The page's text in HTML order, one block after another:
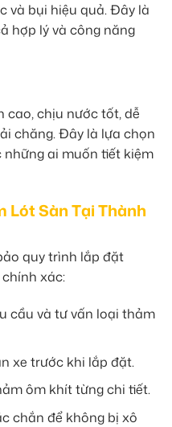
và bụi hiệu quả. Đây là
hợp lý và công năng
cao, chịu nước tốt, dễ
chăng. Đây là lựa chọn
ai muốn tiết kiệm
Lót Sàn Tại Thành
quy trình lắp đặt
xác:
cầu và tư vấn loại thảm
xe trước khi lắp đặt.
ôm khít từng chi tiết.
chắn để không bị xô